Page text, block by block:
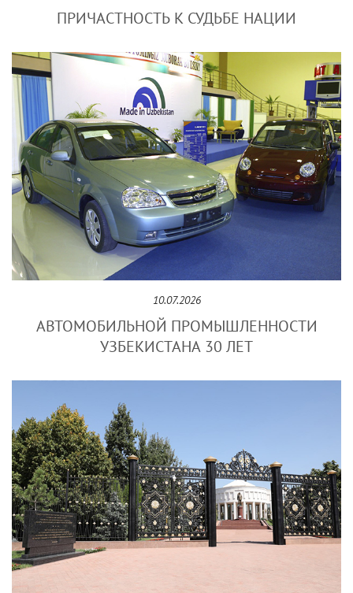
ПРИЧАСТНОСТЬ К СУДЬБЕ НАЦИИ
10.07.2026
АВТОМОБИЛЬНОЙ ПРОМЫШЛЕННОСТИ
УЗБЕКИСТАНА 30 ЛЕТ